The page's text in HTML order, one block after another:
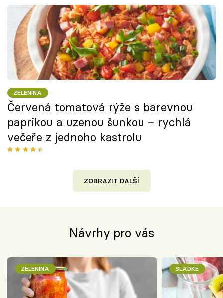
ZELENINA
Červená tomatová rýže s barevnou
paprikou a uzenou šunkou – rychlá
večeře z jednoho kastrolu
ZOBRAZIT DALŠÍ
Návrhy pro vás
ZELENINA SLADKÉ